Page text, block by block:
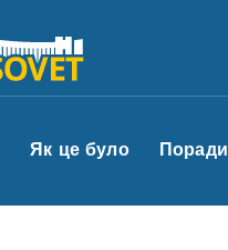
Як це було Поради